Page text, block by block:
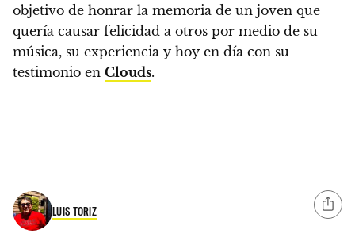
objetivo de honrar la memoria de un joven que
quería causar felicidad a otros por medio de su
música, su experiencia y hoy en día con su
testimonio en Clouds.
LUIS TORIZ